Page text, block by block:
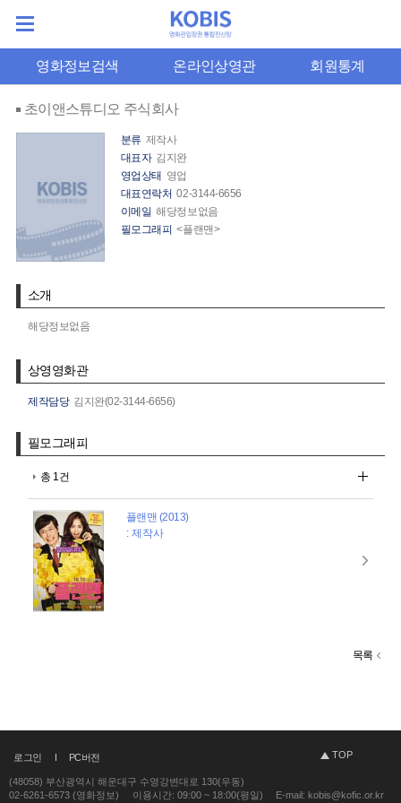
영화정보검색 온라인상영관 회원통계
초이앤스튜디오 주식회사
분류 제작사
대표자 김지완
영업상태 영업
대표연락처 02-3144-6656
이메일 해당정보없음
필모그래피 <플랜맨>
소개
해당정보없음
상영영화관
제작담당 김지완(02-3144-6656)
필모그래피
총 1건
플랜맨 (2013)
: 제작사
목록
로그인 PC버전 TOP
(48058) 부산광역시 해운대구 수영강변대로 130(우동)
02-6261-6573 (영화정보)
이용시간: 09:00 ~ 18:00(평일) E-mail: kobis@kofic.or.kr